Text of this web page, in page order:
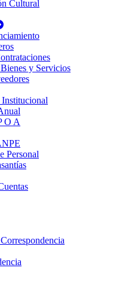
Cultural
y Servicios
O A
Personal